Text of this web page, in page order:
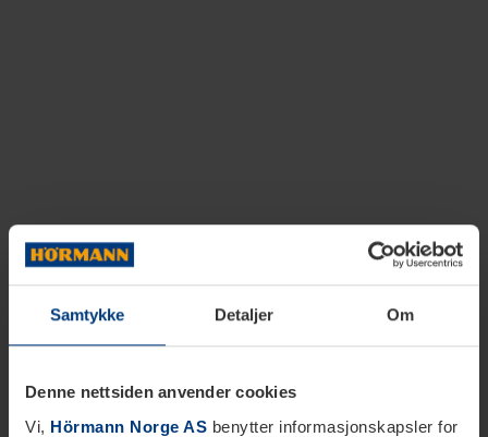
Samtykke Detaljer Om
Denne nettsiden anvender cookies
Vi, Hörmann Norge AS benytter informasjonskapsler for